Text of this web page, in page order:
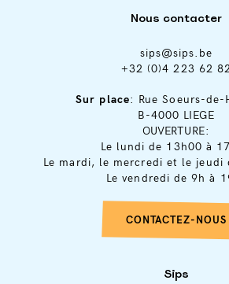
Nous contacter
sips@sips.be
+32 (0)4 223 62
Sur place: Rue Soeurs-de-
B-4000 LIEGE
OUVERTURE:
Le lundi de 13h00 à
Le mardi, le mercredi et le jeudi
Le vendredi de 9h à
CONTACTEZ-NOUS
Sips